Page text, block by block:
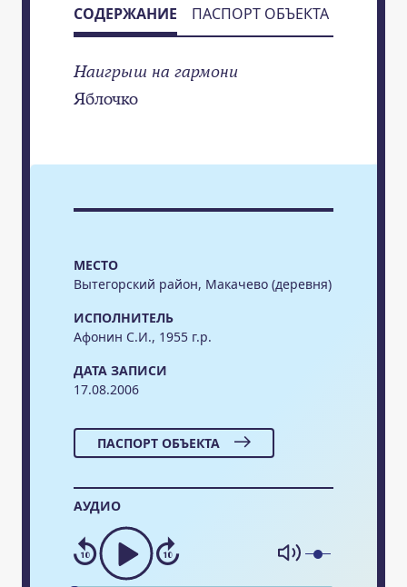
МЕСТО
Вытегорский район, Макачево (деревня)
ИСПОЛНИТЕЛЬ
Афонин С.И., 1955 г.р.
ДАТА ЗАПИСИ
17.08.2006
ПАСПОРТ ОБЪЕКТА
АУДИО
СОДЕРЖАНИЕ ПАСПОРТ ОБЪЕКТА
Наигрыш на гармони
Яблочко